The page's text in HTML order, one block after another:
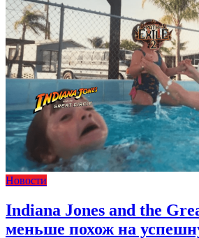
Новости
Indiana Jones and the
меньше похож на